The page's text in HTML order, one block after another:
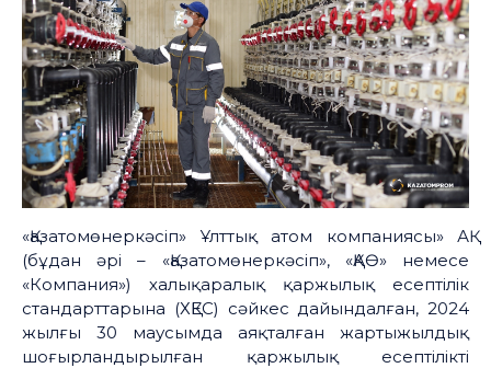
«Қазатомөнеркәсіп» Ұлттық атом компаниясы» АҚ
(бұдан әрі – «Қазатомөнеркәсіп», «ҚАӨ» немесе
«Компания») халықаралық қаржылық есептілік
стандарттарына (ХҚЕС) сәйкес дайындалған, 2024
жылғы 30 маусымда аяқталған жартыжылдық
шоғырландырылған қаржылық есептілікті